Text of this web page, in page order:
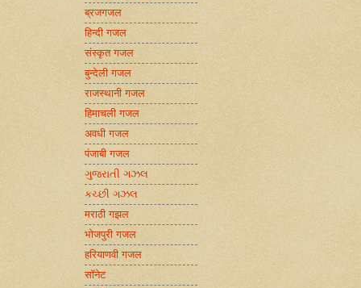
ब्रजगजल
हिन्दी गजल
संस्कृत गजल
बुन्देली गजल
राजस्थानी गजल
हिमाचली गजल
अवधी गजल
पंजाबी गजल
ગુજરાતી ગઝલ
કચ્છી ગઝલ
मराठी गझल
भोजपुरी गजल
हरियाणवी गजल
सॉनेट